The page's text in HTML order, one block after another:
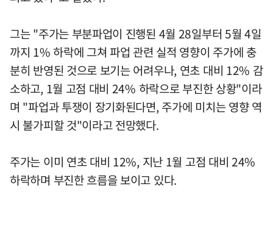
그는 "주가는 부분파업이 진행된 4월 28일부터 5월 4일
까지 1% 하락에 그쳐 파업 관련 실적 영향이 주가에 충
분히 반영된 것으로 보기는 어려우나, 연초 대비 12% 감
소하고, 1월 고점 대비 24% 하락으로 부진한 상황"이라
며 "파업과 투쟁이 장기화된다면, 주가에 미치는 영향 역
시 불가피할 것"이라고 전망했다.
주가는 이미 연초 대비 12%, 지난 1월 고점 대비 24%
하락하며 부진한 흐름을 보이고 있다.